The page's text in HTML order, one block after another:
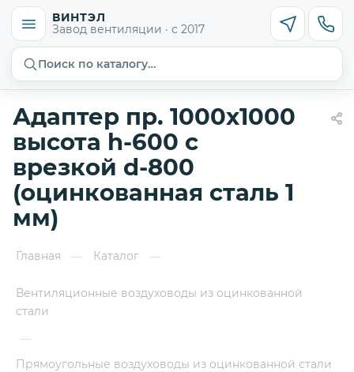
ВИНТЭЛ
Завод вентиляции · с 2017
Поиск по каталогу…
Адаптер пр. 1000х1000
высота h-600 с
врезкой d-800
(оцинкованная сталь 1
мм)
Главная — Каталог —
Вентиляционные воздуховоды из оцинкованной
стали
—
Прямоугольные воздуховоды из оцинкованной стали